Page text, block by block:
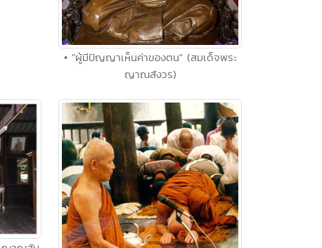
• "ผู้มีปัญญาเห็นค่าของตน" (สมเด็จพระ
ญาณสังวร)